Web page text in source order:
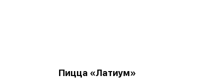
Пицца «Латиум»